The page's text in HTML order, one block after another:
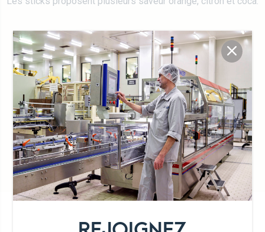
Format pratique Rafraîchissant
Pause plaisir